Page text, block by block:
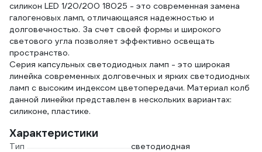
силикон LED 1/20/200 18025 - это современная замена
галогеновых ламп, отличающаяся надежностью и
долговечностью. За счет своей формы и широкого
светового угла позволяет эффективно освещать
пространство.
Серия капсульных светодиодных ламп - это широкая
линейка современных долговечных и ярких светодиодных
ламп c высоким индексом цветопередачи. Материал колб
данной линейки представлен в нескольких вариантах:
силиконе, пластике.
Характеристики
Тип
светодиодная